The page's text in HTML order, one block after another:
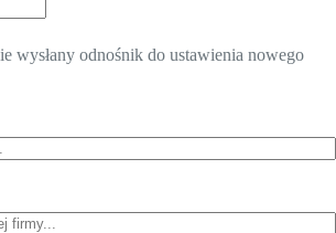
wysłany odnośnik do ustawienia nowego